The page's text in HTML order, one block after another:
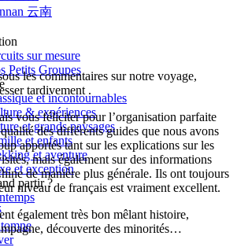
云南
sur mesure
Petits Groupes
et incontournables
& expériences
et grands paysages
et enfants
et aventure
et exception
partir ?
les commentaires sur notre voyage,
tardivement .
vous féliciter pour l’organisation parfaite
des différents guides que nous avons
apportés tant sur les explications sur les
mais également sur des informations
de manière plus générale. Ils ont toujours
niveau de français est vraiment excellent.
également très bon mêlant histoire,
découverte des minorités…